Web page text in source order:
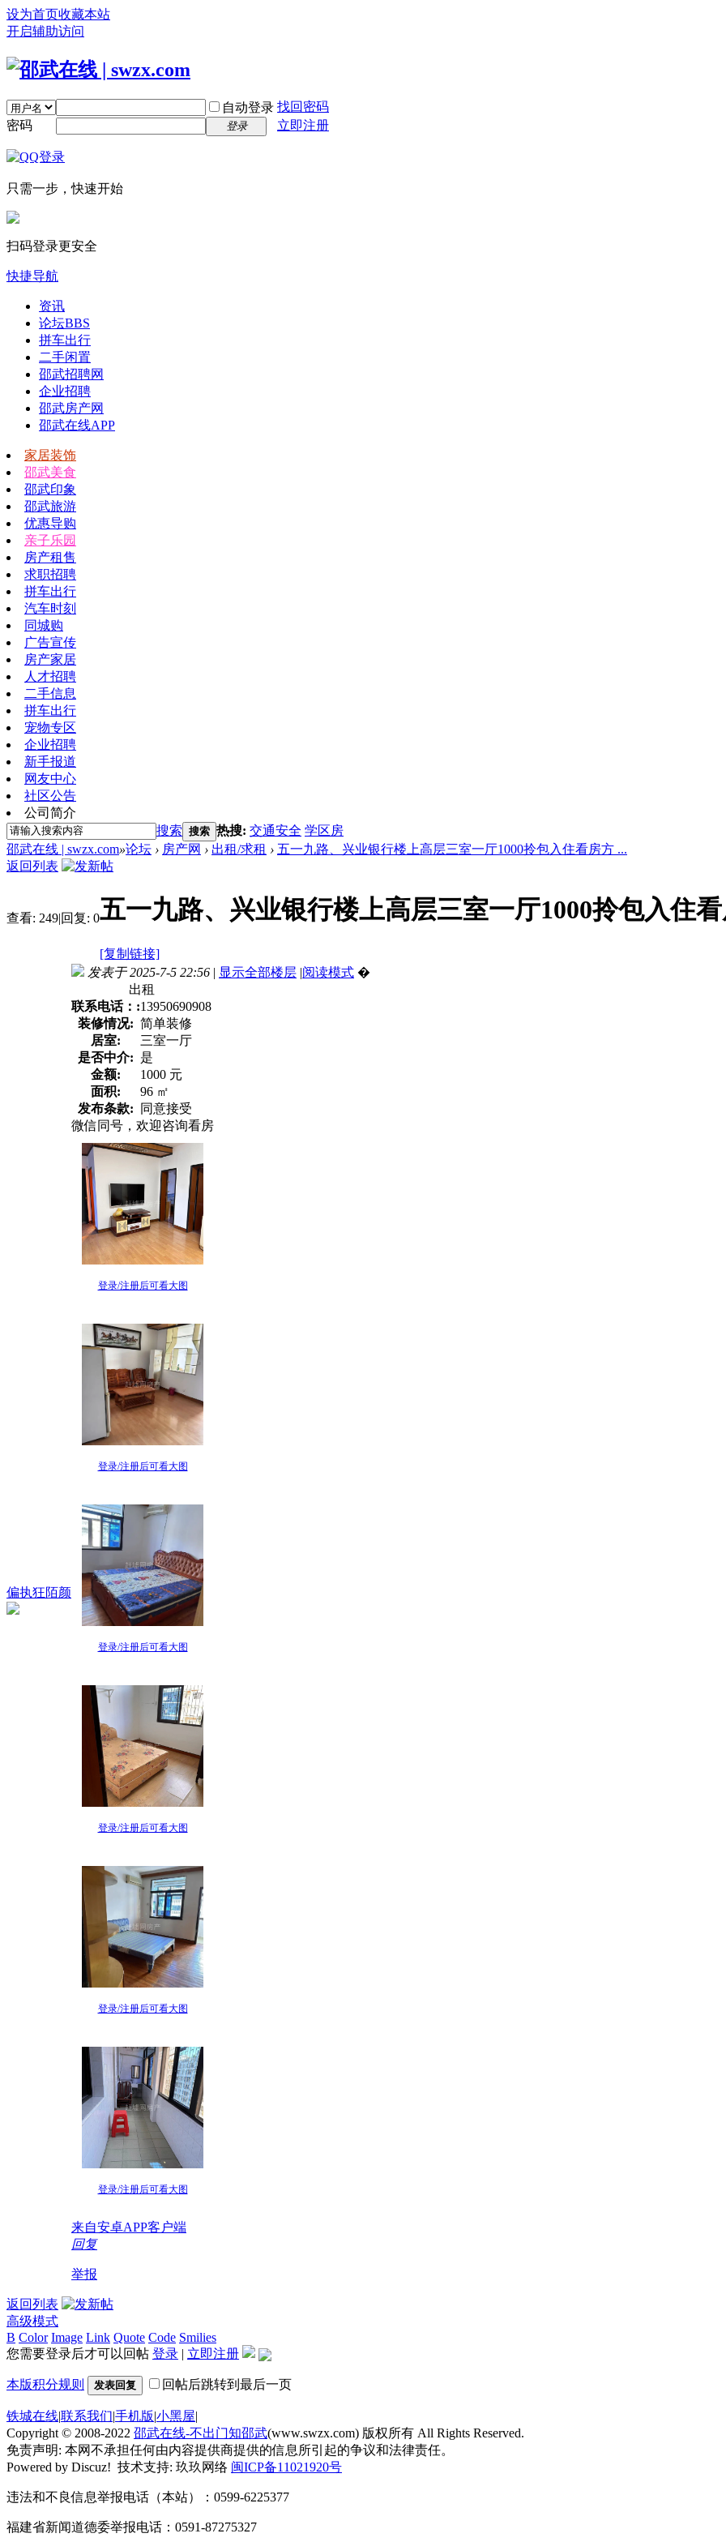
设为首页收藏本站
开启辅助访问
自动登录 找回密码
密码
登录 立即注册
只需一步，快速开始
扫码登录更安全
快捷导航
资讯
论坛BBS
拼车出行
二手闲置
邵武招聘网
企业招聘
邵武房产网
邵武在线APP
家居装饰
邵武美食
邵武印象
邵武旅游
优惠导购
亲子乐园
房产租售
求职招聘
拼车出行
汽车时刻
同城购
广告宣传
房产家居
人才招聘
二手信息
拼车出行
宠物专区
企业招聘
新手报道
网友中心
社区公告
公司简介
搜索 搜索 热搜: 交通安全 学区房
邵武在线 | swzx.com»论坛 › 房产网 › 出租/求租 › 五一九路、兴业银行楼上高层三室一厅1000拎包入住看房方 ...
返回列表
查看: 249|回复: 0五一九路、兴业银行楼上高层三室一厅1000拎包入住
[复制链接]
偏执狂陌颜
发表于 2025-7-5 22:56 | 显示全部楼层 |阅读模式 �
出租
联系电话：:13950690908
装修情况: 简单装修
居室:
三室一厅
是否中介: 是
金额:
1000 元
面积:
96 ㎡
发布条款:
同意接受
微信同号，欢迎咨询看房
登录/注册后可看大图
登录/注册后可看大图
登录/注册后可看大图
登录/注册后可看大图
登录/注册后可看大图
登录/注册后可看大图
来自安卓APP客户端
回复
举报
返回列表
高级模式
B Color Image Link Quote Code Smilies
您需要登录后才可以回帖 登录 | 立即注册
本版积分规则 发表回复 回帖后跳转到最后一页
铁城在线|联系我们|手机版|小黑屋|
Copyright © 2008-2022 邵武在线-不出门知邵武(www.swzx.com) 版权所有 All Rights Reserved.
免责声明: 本网不承担任何由内容提供商提供的信息所引起的争议和法律责任。
Powered by Discuz! 技术支持: 玖玖网络 闽ICP备11021920号
违法和不良信息举报电话（本站）：0599-6225377
福建省新闻道德委举报电话：0591-87275327